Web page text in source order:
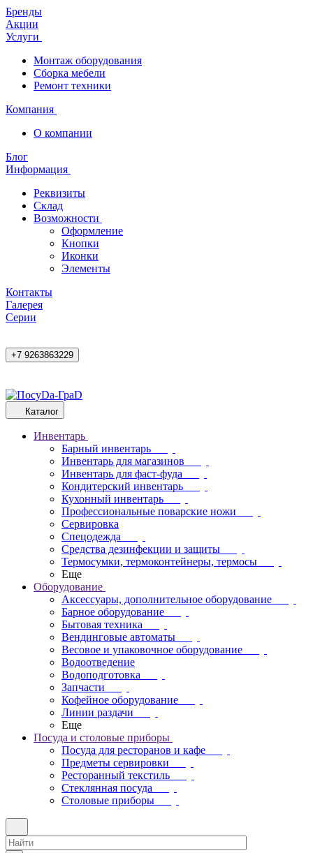
Бренды
Акции
Услуги
Монтаж оборудования
Сборка мебели
Ремонт техники
Компания
О компании
Блог
Информация
Реквизиты
Склад
Возможности
Оформление
Кнопки
Иконки
Элементы
Контакты
Галерея
Cерии
+7 9263863229
Каталог
Инвентарь
Барный инвентарь
Инвентарь для магазинов
Инвентарь для фаст-фуда
Кондитерский инвентарь
Кухонный инвентарь
Профессиональные поварские ножи
Сервировка
Спецодежда
Средства дезинфекции и защиты
Термосумки, термоконтейнеры, термосы
Еще
Оборудование
Аксессуары, дополнительное оборудование
Барное оборудование
Бытовая техника
Вендинговые автоматы
Весовое и упаковочное оборудование
Водоотведение
Водоподготовка
Запчасти
Кофейное оборудование
Линии раздачи
Еще
Посуда и столовые приборы
Посуда для ресторанов и кафе
Предметы сервировки
Ресторанный текстиль
Стеклянная посуда
Столовые приборы